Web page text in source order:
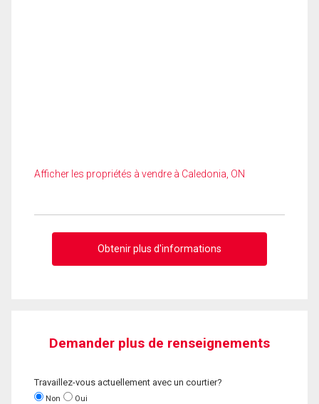
Afficher les propriétés à vendre à Caledonia, ON
Obtenir plus d'informations
Demander plus de renseignements
Travaillez-vous actuellement avec un courtier?
Non Oui